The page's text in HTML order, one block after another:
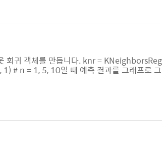
회귀 객체를 만듭니다. knr =
# n = 1, 5, 10일 때 예측 결과를 그래프로
train_target) # 지정한 범위 x에 대
plt.plot(x, prediction) plt.titl..